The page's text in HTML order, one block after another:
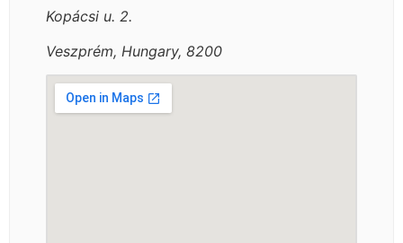
Kopácsi u. 2.
Veszprém, Hungary, 8200